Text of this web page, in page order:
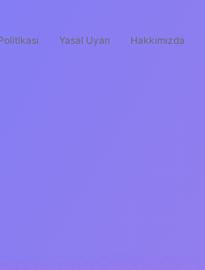
Yasal Uyarı Hakkımızda